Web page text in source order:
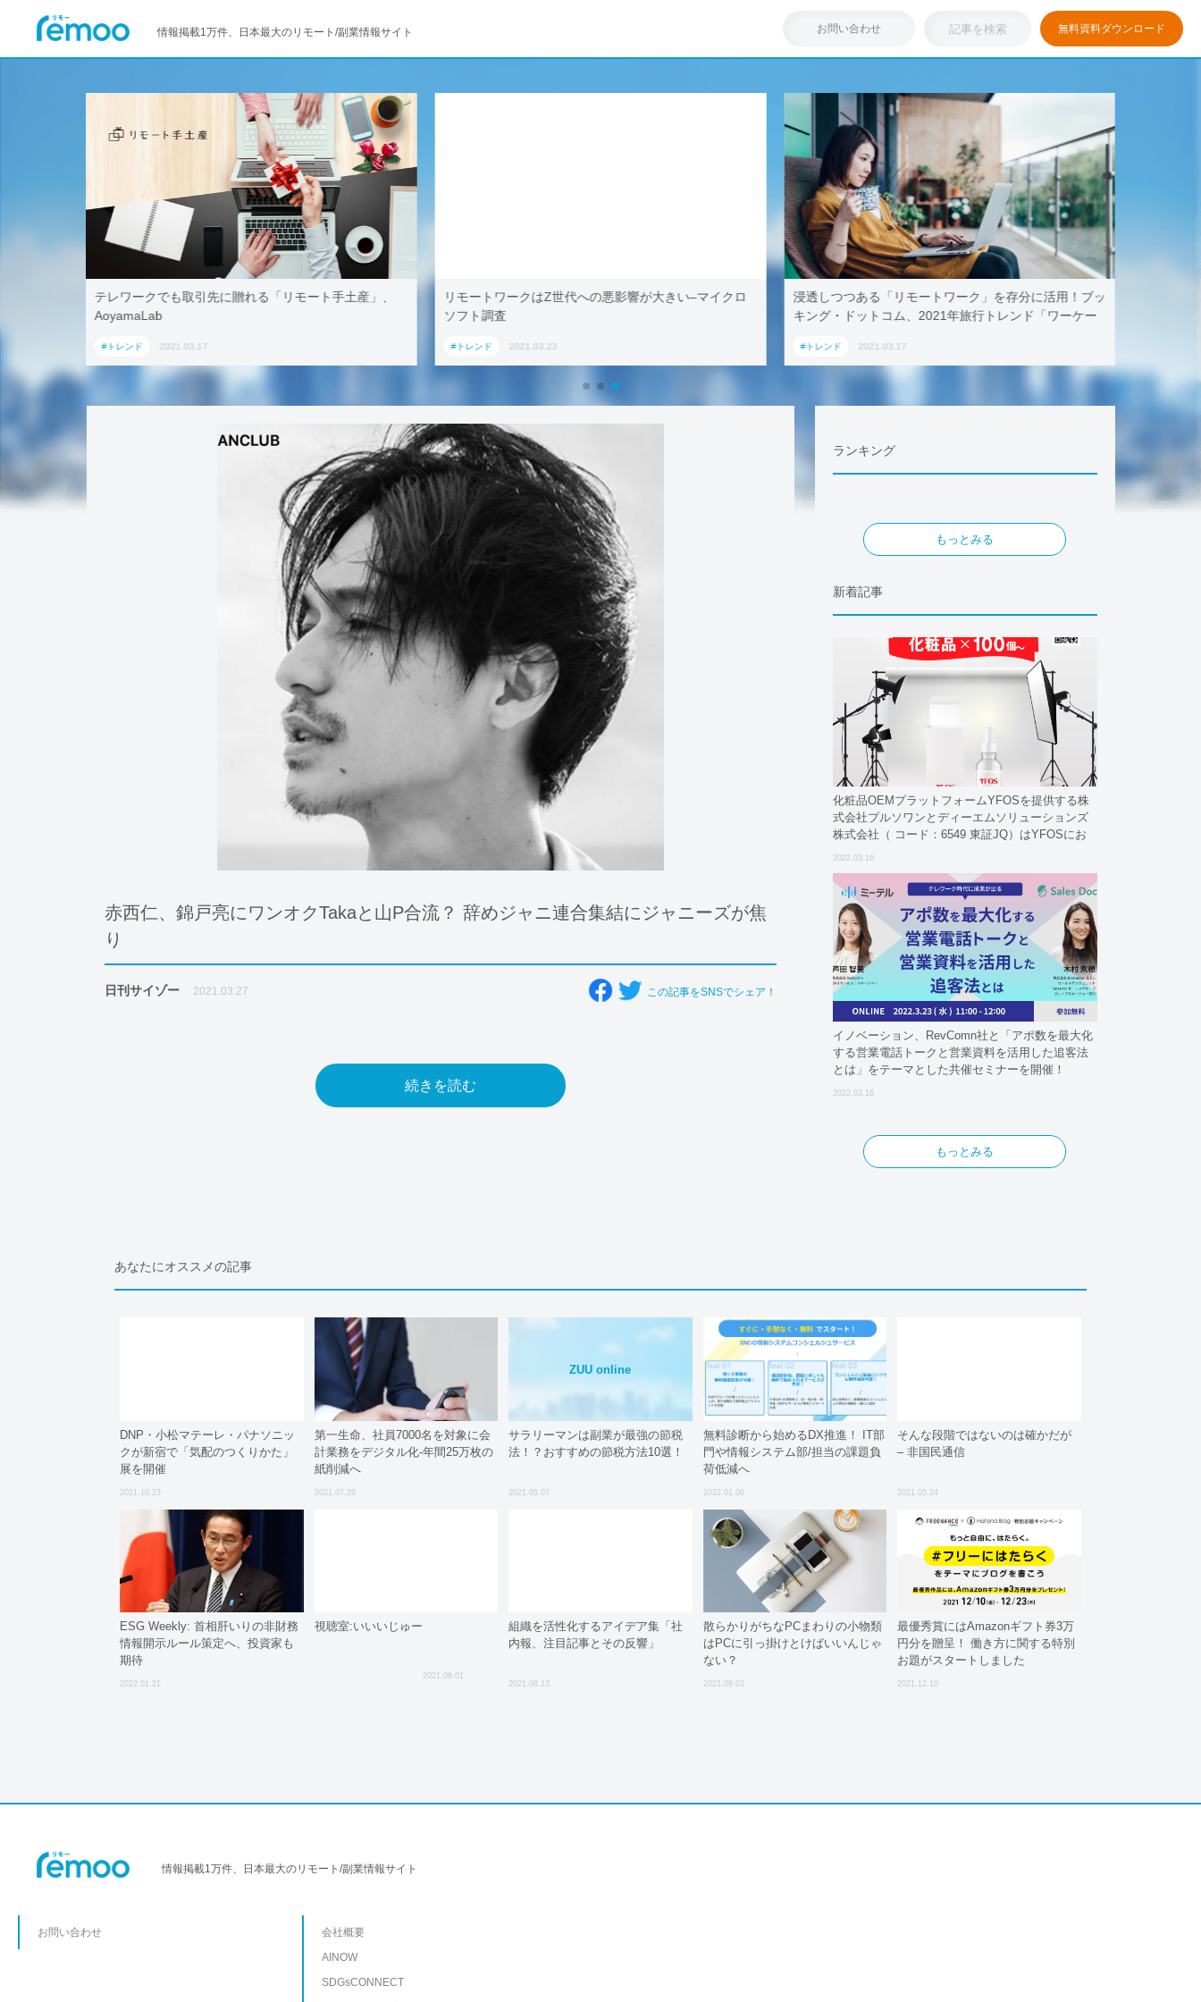
情報掲載1万件、日本最大のリモート/副業情報サイト お問い合わせ 無料資料ダウンロード
テレワークでも取引先に贈れる「リモート手土産」、
AoyamaLab
#トレンド 2021.03.17
リモートワークはZ世代への悪影響が大きい–マイクロ
ソフト調査
#トレンド 2021.03.23
浸透しつつある「リモートワーク」を存分に活用！ブッ
キング・ドットコム、2021年旅行トレンド「ワーケー
#トレンド 2021.03.17
赤西仁、錦戸亮にワンオクTakaと山P合流？ 辞めジャニ連合集結にジャニーズが焦
り
日刊サイゾー 2021.03.27 この記事をSNSでシェア！
続きを読む
ランキング
もっとみる
新着記事
化粧品OEMプラットフォームYFOSを提供する株
式会社プルソワンとディーエムソリューションズ
株式会社（ コード：6549 東証JQ）はYFOSにお
2022.03.16
イノベーション、RevComn社と「アポ数を最大化
する営業電話トークと営業資料を活用した追客法
とは」をテーマとした共催セミナーを開催！
2022.03.16
もっとみる
あなたにオススメの記事
DNP・小松マテーレ・パナソニッ
クが新宿で「気配のつくりかた」
展を開催
2021.10.23
第一生命、社員7000名を対象に会
計業務をデジタル化‐年間25万枚の
紙削減へ
2021.07.29
ZUU online
サラリーマンは副業が最強の節税
法！？おすすめの節税方法10選！
2021.05.07
無料診断から始めるDX推進！ IT部
門や情報システム部/担当の課題負
荷低減へ
2022.01.06
そんな段階ではないのは確かだが
– 非国民通信
2021.05.24
ESG Weekly: 首相肝いりの非財務
情報開示ルール策定へ、投資家も
期待
2022.01.21
視聴室:いいいじゅー
2021.06.01
組織を活性化するアイデア集「社
内報、注目記事とその反響」
2021.08.13
散らかりがちなPCまわりの小物類
はPCに引っ掛けとけばいいんじゃ
ない？
2021.09.03
最優秀賞にはAmazonギフト券3万
円分を贈呈！ 働き方に関する特別
お題がスタートしました
2021.12.10
情報掲載1万件、日本最大のリモート/副業情報サイト
お問い合わせ
会社概要
AINOW
SDGsCONNECT